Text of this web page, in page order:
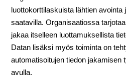
luottokorttilaskuista lähtien
saatavilla. Organisaatiossa
jakaa itselleen luottamuksellista
Datan lisäksi myös toiminta on
automatisoitujen tiedon jakamisen
avulla.